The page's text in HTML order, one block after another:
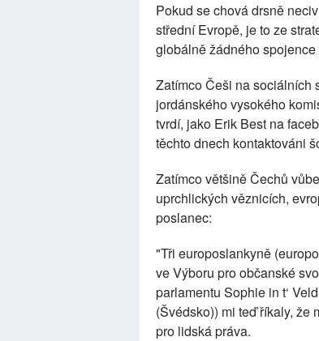
Pokud se chová drsně
střední Evropě, je to ze
globálně žádného
Zatímco Češi na sociálních
jordánského vysokého
tvrdí, jako Erik Best na
těchto dnech kontaktováni
Zatímco většině Čechů
uprchlických věznicích,
poslanec:
"Tři europoslankyně
ve Výboru pro občanské
parlamentu Sophie in t‘
(Švédsko)) mi teď říkaly, že
pro lidská práva.